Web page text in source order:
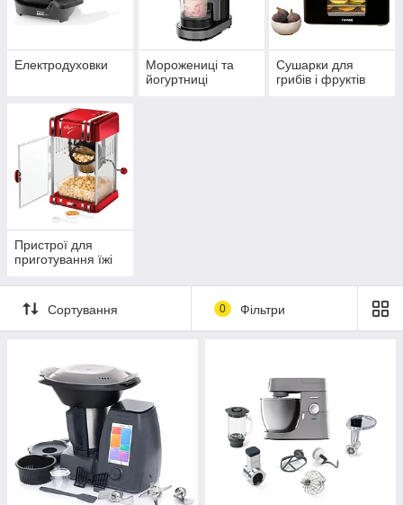
Електродуховки
Морожениці та
йогуртниці
Сушарки для
грибів і фруктів
Пристрої для
приготування їжі
Сортування 0 Фільтри